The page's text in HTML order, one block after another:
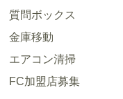
質問ボックス
金庫移動
エアコン清掃
FC加盟店募集